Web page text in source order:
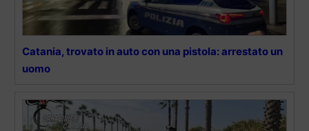
Catania, trovato in auto con una pistola: arrestato un
uomo